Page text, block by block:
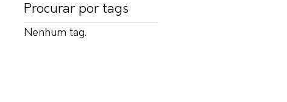
Procurar por tags
Nenhum tag.